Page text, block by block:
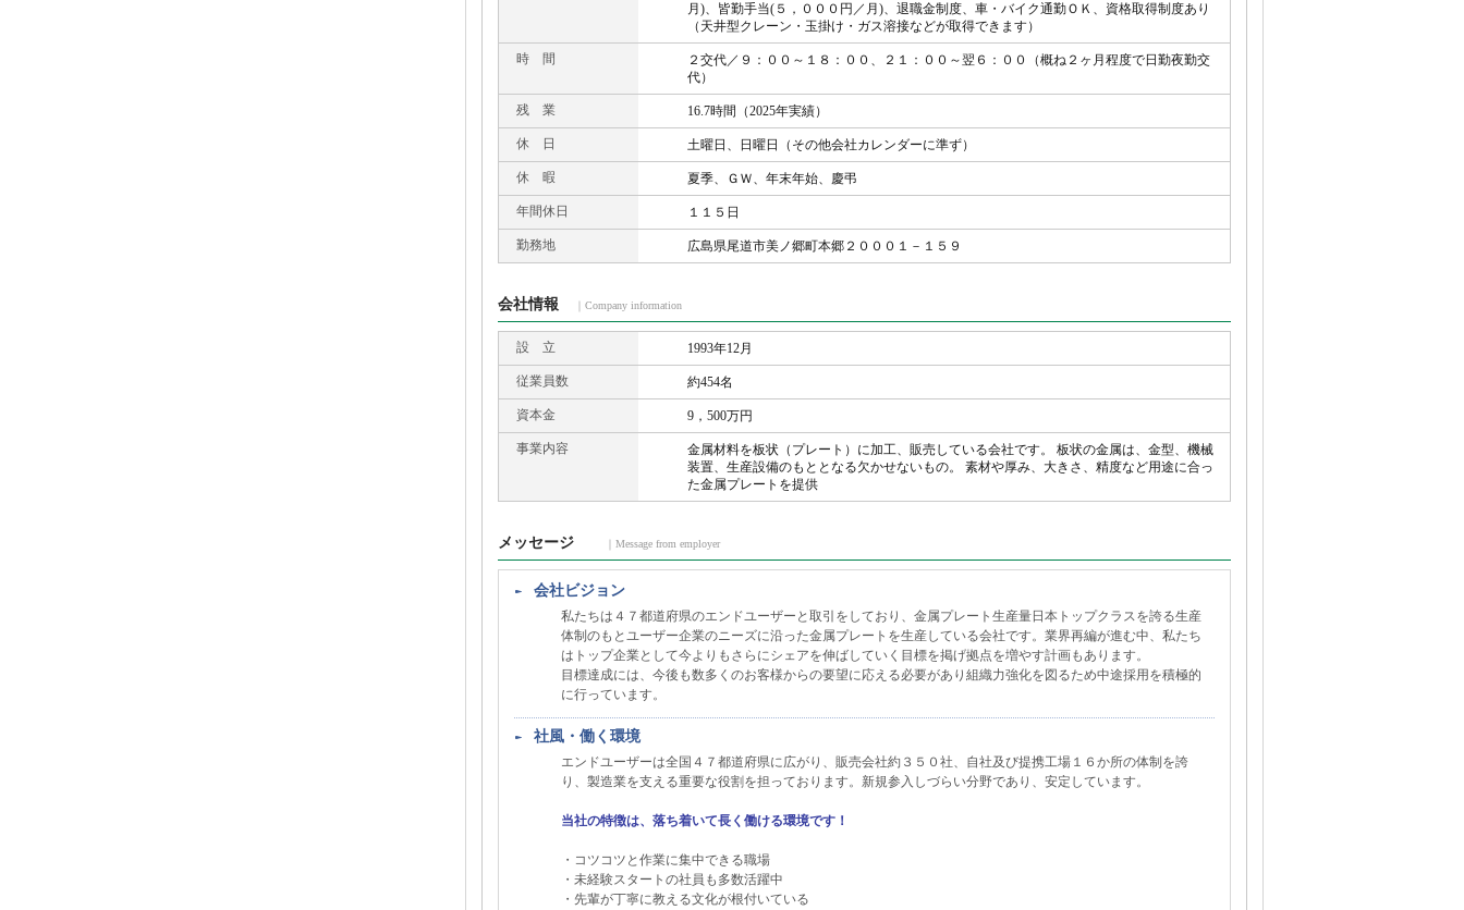
月)、皆勤手当(５，０００円／月)、退職金制度、車・バイク通勤ＯＫ、資格取得制度あり
（天井型クレーン・玉掛け・ガス溶接などが取得できます）
時 間
２交代／９：００～１８：００、２１：００～翌６：００（概ね２ヶ月程度で日勤夜勤交
代）
残 業 16.7時間（2025年実績）
休 日 土曜日、日曜日（その他会社カレンダーに準ず）
休 暇 夏季、ＧＷ、年末年始、慶弔
年間休日 １１５日
勤務地 広島県尾道市美ノ郷町本郷２０００１－１５９
会社情報 ｜Company information
設 立 1993年12月
従業員数 約454名
資本金 9，500万円
事業内容
金属材料を板状（プレート）に加工、販売している会社です。 板状の金属は、金型、機械
装置、生産設備のもととなる欠かせないもの。 素材や厚み、大きさ、精度など用途に合っ
た金属プレートを提供
メッセージ ｜Message from employer
会社ビジョン
私たちは４７都道府県のエンドユーザーと取引をしており、金属プレート生産量日本トップクラスを誇る生産
体制のもとユーザー企業のニーズに沿った金属プレートを生産している会社です。業界再編が進む中、私たち
はトップ企業として今よりもさらにシェアを伸ばしていく目標を掲げ拠点を増やす計画もあります。
目標達成には、今後も数多くのお客様からの要望に応える必要があり組織力強化を図るため中途採用を積極的
に行っています。
社風・働く環境
エンドユーザーは全国４７都道府県に広がり、販売会社約３５０社、自社及び提携工場１６か所の体制を誇
り、製造業を支える重要な役割を担っております。新規参入しづらい分野であり、安定しています。
当社の特徴は、落ち着いて長く働ける環境です！
・コツコツと作業に集中できる職場
・未経験スタートの社員も多数活躍中
・先輩が丁寧に教える文化が根付いている